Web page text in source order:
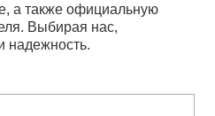
а также официальную
Выбирая нас,
надежность.